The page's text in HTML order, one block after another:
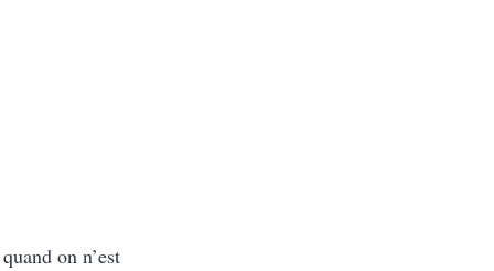
on n’est